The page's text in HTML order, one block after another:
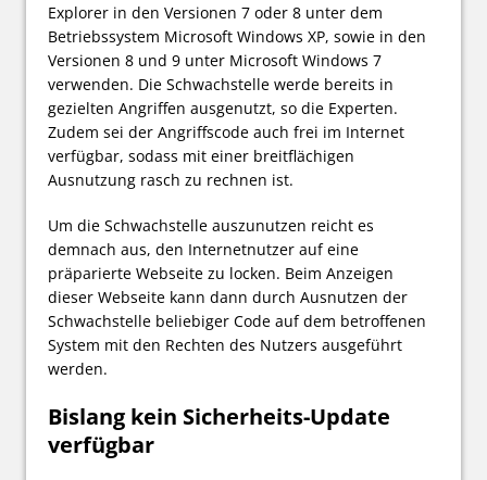
Explorer in den Versionen 7 oder 8 unter dem
Betriebssystem Microsoft Windows XP, sowie in den
Versionen 8 und 9 unter Microsoft Windows 7
verwenden. Die Schwachstelle werde bereits in
gezielten Angriffen ausgenutzt, so die Experten.
Zudem sei der Angriffscode auch frei im Internet
verfügbar, sodass mit einer breitflächigen
Ausnutzung rasch zu rechnen ist.
Um die Schwachstelle auszunutzen reicht es
demnach aus, den Internetnutzer auf eine
präparierte Webseite zu locken. Beim Anzeigen
dieser Webseite kann dann durch Ausnutzen der
Schwachstelle beliebiger Code auf dem betroffenen
System mit den Rechten des Nutzers ausgeführt
werden.
Bislang kein Sicherheits-Update
verfügbar